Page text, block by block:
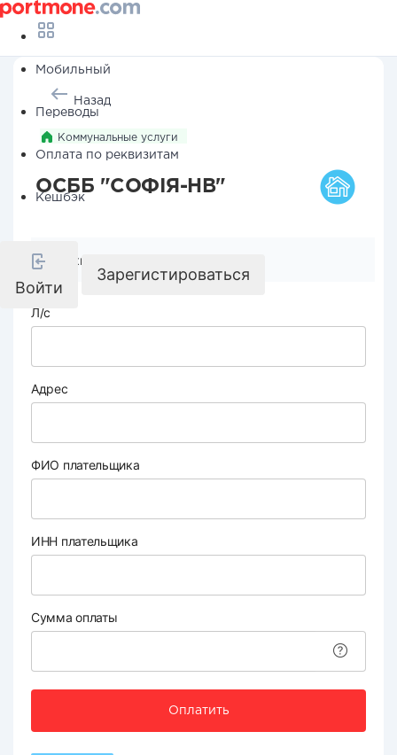
Мобильный
Переводы
Оплата по реквизитам
Кешбэк
Войти
Зарегистироваться
Назад
Коммунальные услуги
ОСББ "СОФІЯ-НВ"
Реквизиты компании
Л/с
Адрес
ФИО плательщика
ИНН плательщика
Сумма оплаты
Оплатить